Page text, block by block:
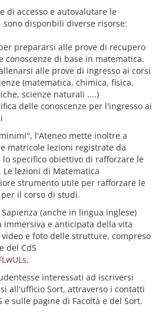
di accesso e autovalutare le
sono disponbili diverse risorse:
prepararsi alle prove di recupero
conoscenze di base in matematica.
alle prove di ingresso ai corsi
(matematica, chimica, fisica,
scienze naturali ....)
delle conoscenze per l'ingresso ai
l'Ateneo mette inoltre a
matricole lezioni registrate da
specifico obiettivo di rafforzare le
Le lezioni di Matematica
strumento utile per rafforzare le
il corso di studi.
(anche in lingua inglese)
e anticipata della vita
e foto delle strutture, compreso
del CdS
.
interessati ad iscriversi
all'ufficio Sort, attraverso i contatti
sulle pagine di Facoltà e del Sort.